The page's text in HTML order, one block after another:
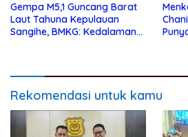
Gempa M5,1 Guncang Barat
Laut Tahuna Kepulauan
Sangihe, BMKG: Kedalaman
Rekomendasi untuk kamu